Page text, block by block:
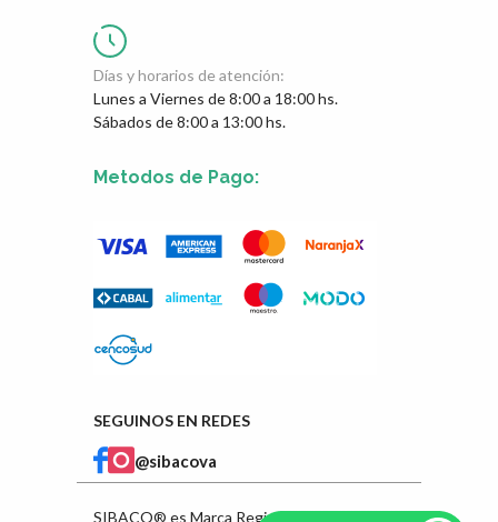
Días y horarios de atención:
Lunes a Viernes de 8:00 a 18:00 hs.
Sábados de 8:00 a 13:00 hs.
Metodos de Pago:
SEGUINOS EN REDES
@sibacova
SIBACO® es Marca Registrada en INPI